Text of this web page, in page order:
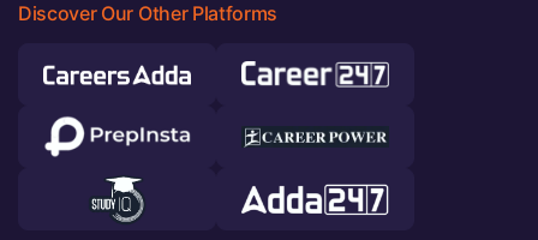
Discover Our Other Platforms